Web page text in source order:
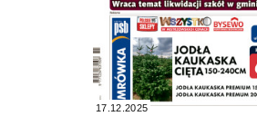
17.12.2025